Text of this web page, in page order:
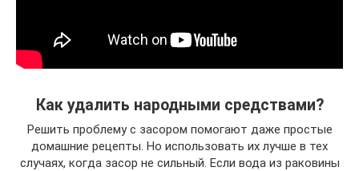
Как удалить народными средствами?
Решить проблему с засором помогают даже простые
домашние рецепты. Но использовать их лучше в тех
случаях, когда засор не сильный. Если вода из раковины